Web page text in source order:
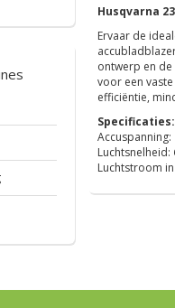
Husqvarna
Ervaar de
ontwerp en
voor een
efficiëntie,
Specificaties:
Accuspanning:
Luchtsnelheid:
Luchtstroom